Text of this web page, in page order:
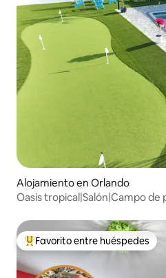
Alojamiento en Orlando
Oasis tropical|Salón|Campo de
Favorito entre huéspedes
Favorito entre huéspedes